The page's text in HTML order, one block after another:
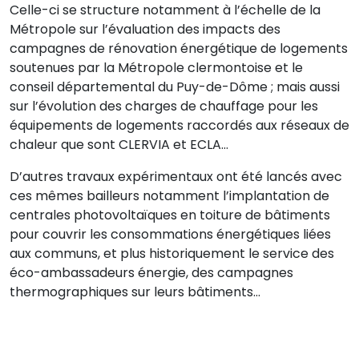
Celle-ci se structure notamment à l’échelle de la
Métropole sur l’évaluation des impacts des
campagnes de rénovation énergétique de logements
soutenues par la Métropole clermontoise et le
conseil départemental du Puy-de-Dôme ; mais aussi
sur l’évolution des charges de chauffage pour les
équipements de logements raccordés aux réseaux de
chaleur que sont CLERVIA et ECLA…
D’autres travaux expérimentaux ont été lancés avec
ces mêmes bailleurs notamment l’implantation de
centrales photovoltaïques en toiture de bâtiments
pour couvrir les consommations énergétiques liées
aux communs, et plus historiquement le service des
éco-ambassadeurs énergie, des campagnes
thermographiques sur leurs bâtiments…